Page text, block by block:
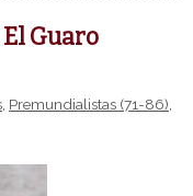
Guaro
Premundialistas (71-86)